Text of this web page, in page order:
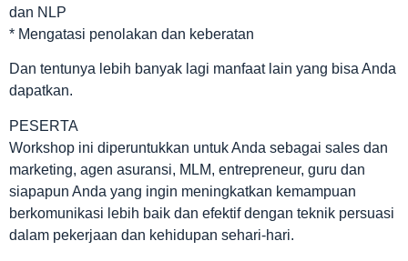
dan NLP
* Mengatasi penolakan dan keberatan
Dan tentunya lebih banyak lagi manfaat lain yang bisa Anda
dapatkan.
PESERTA
Workshop ini diperuntukkan untuk Anda sebagai sales dan
marketing, agen asuransi, MLM, entrepreneur, guru dan
siapapun Anda yang ingin meningkatkan kemampuan
berkomunikasi lebih baik dan efektif dengan teknik persuasi
dalam pekerjaan dan kehidupan sehari-hari.